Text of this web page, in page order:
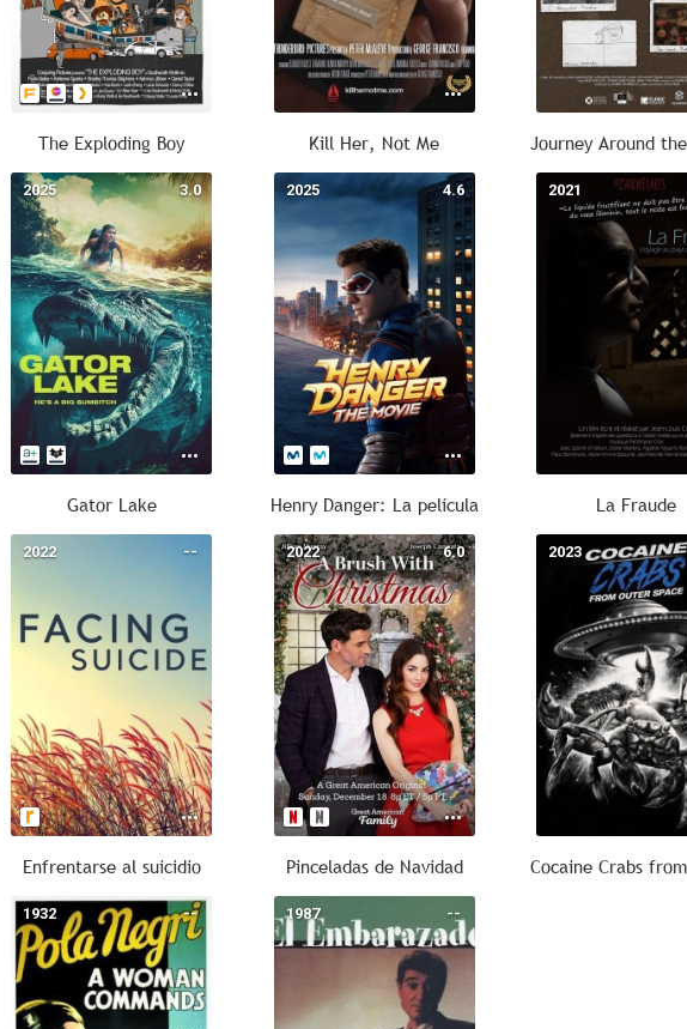
The Exploding Boy Kill Her, Not Me
3.0
2025
Gator Lake
4.6
2025
Henry Danger: La película
2021
La Fraude
--
2022
Enfrentarse al suicidio
6.0
2022
Pinceladas de Navidad
2023
--
1932 --
1987